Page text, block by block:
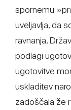
spornemu
uveljavlja, da
ravnanja,
podlagi
ugotovitve
uskladitev
zadoščala že